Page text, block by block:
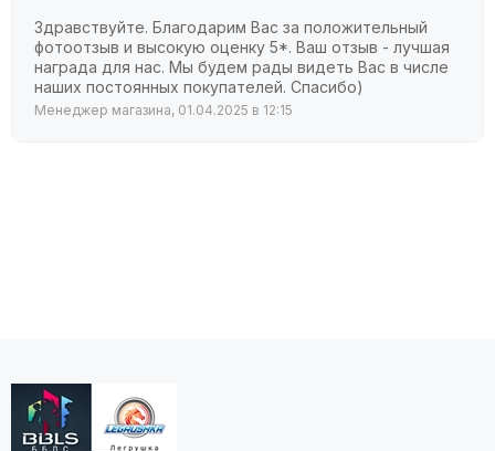
Здравствуйте. Благодарим Вас за положительный
фотоотзыв и высокую оценку 5*. Ваш отзыв - лучшая
награда для нас. Мы будем рады видеть Вас в числе
наших постоянных покупателей. Спасибо)
Менеджер магазина, 01.04.2025 в 12:15